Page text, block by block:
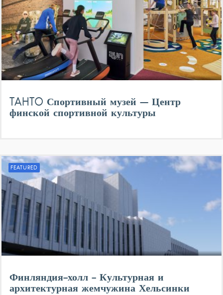
TAHTO Спортивный музей — Центр
финской спортивной культуры
FEATURED
Финляндия-холл – Культурная и
архитектурная жемчужина Хельсинки